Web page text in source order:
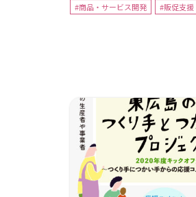
#商品・サービス開発 #販促支援